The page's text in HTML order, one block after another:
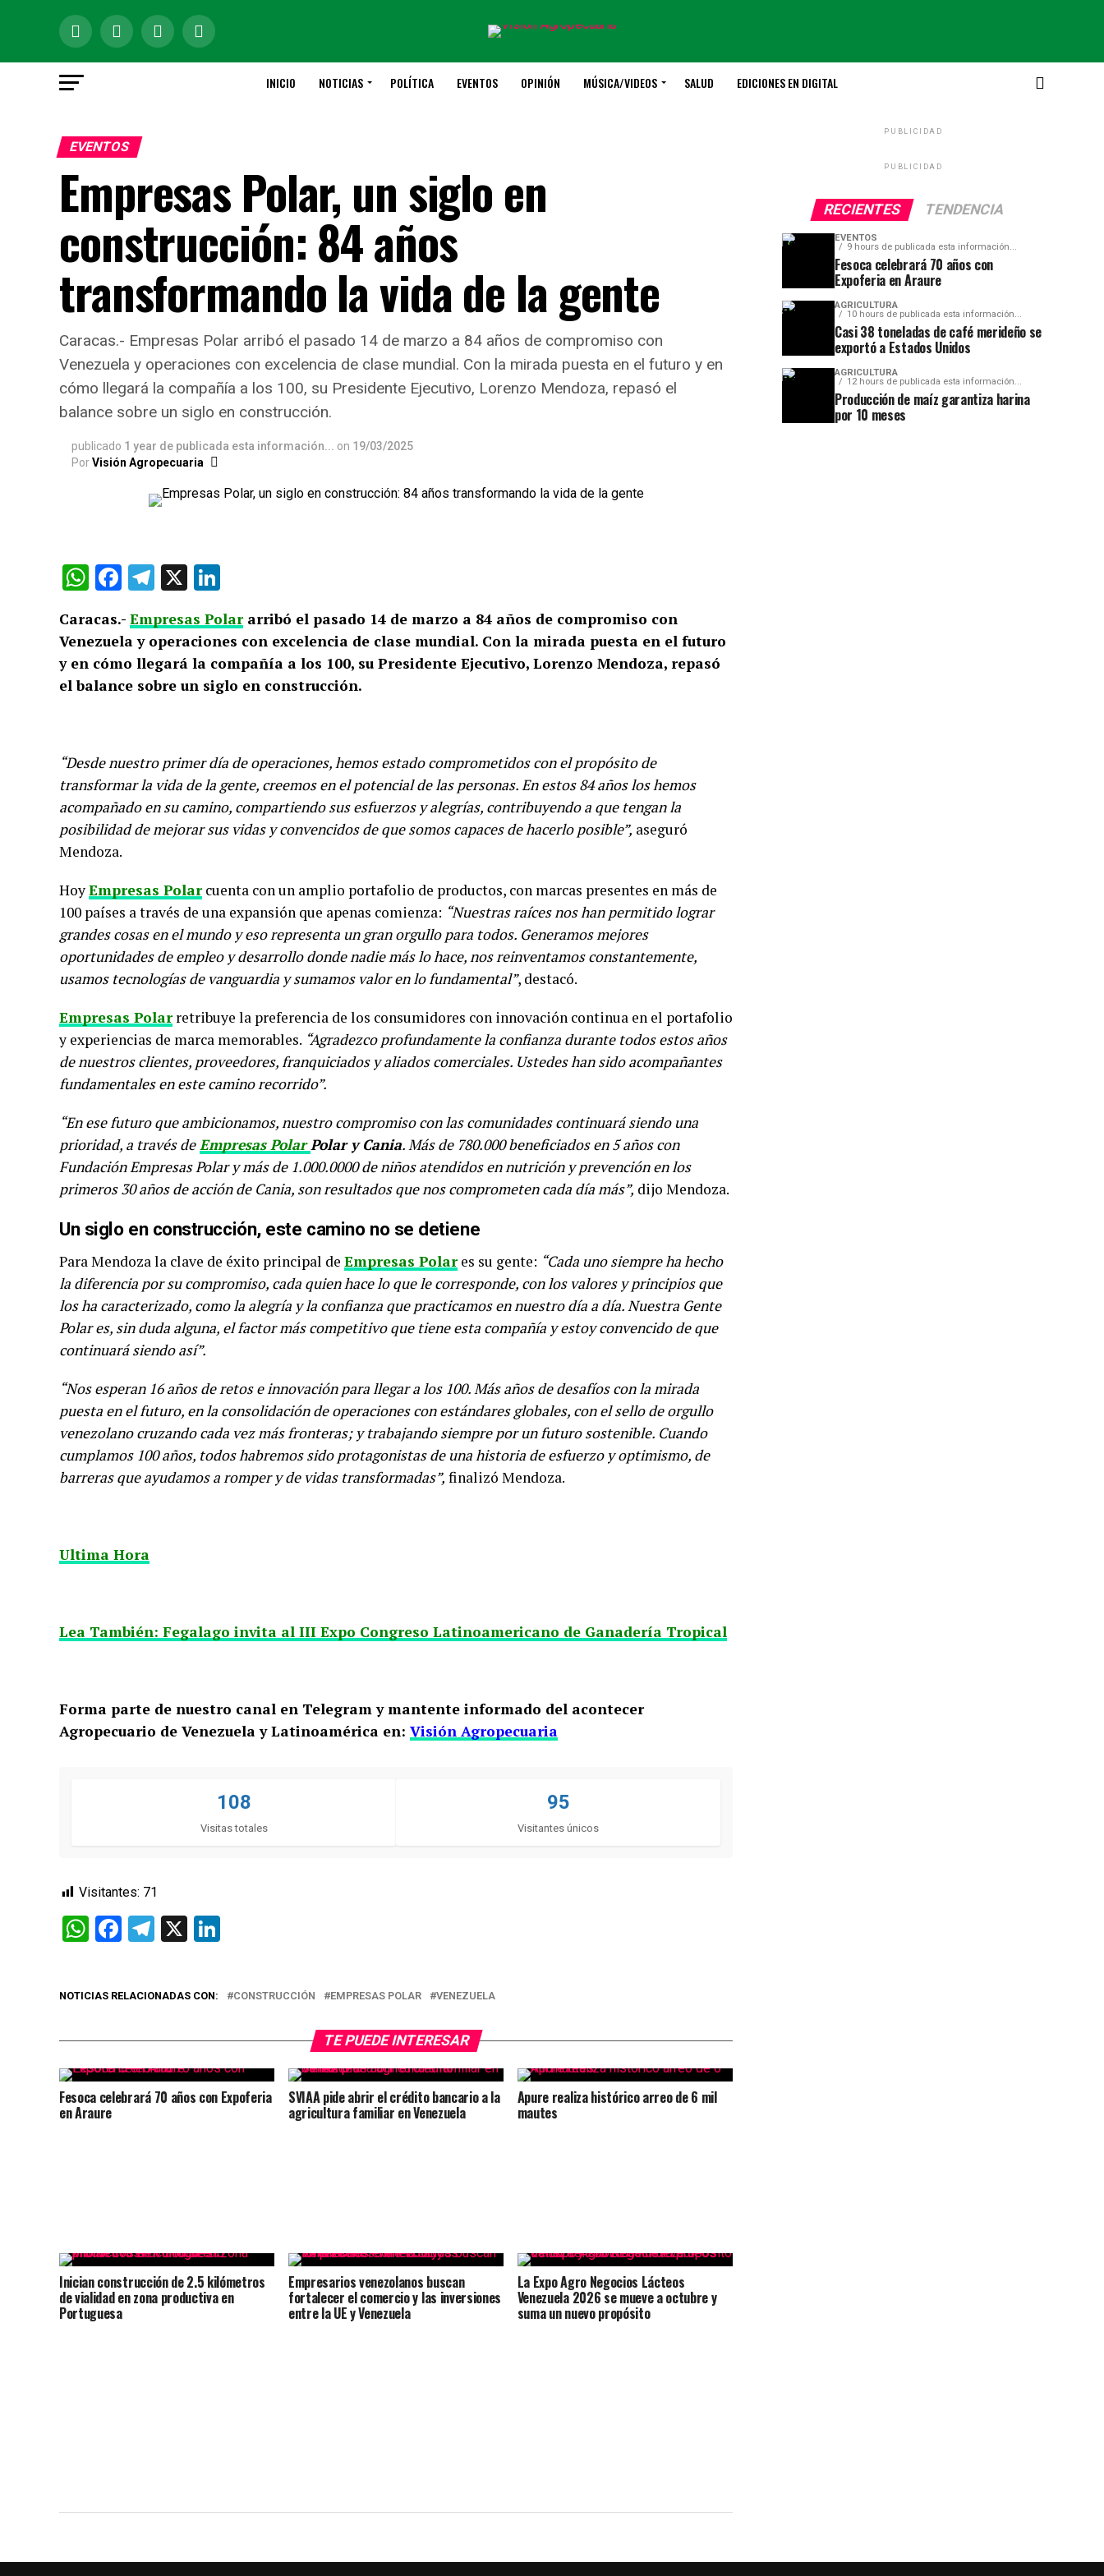
INICIO NOTICIAS POLÍTICA EVENTOS OPINIÓN MÚSICA/VIDEOS SALUD EDICIONES EN DIGITAL
EVENTOS
Empresas Polar, un siglo en
construcción: 84 años
transformando la vida de la gente
Caracas.- Empresas Polar arribó el pasado 14 de marzo a 84 años de compromiso con
Venezuela y operaciones con excelencia de clase mundial. Con la mirada puesta en el futuro y en
cómo llegará la compañía a los 100, su Presidente Ejecutivo, Lorenzo Mendoza, repasó el
balance sobre un siglo en construcción.
publicado 1 year de publicada esta información... on 19/03/2025
PorVisión Agropecuaria
WhatsApp
Facebook
Telegram
X
Caracas.- Empresas Polararribó el pasado 14 de marzo a 84 años de compromiso con
Venezuela y operaciones con excelencia de clase mundial. Con la mirada puesta en el futuro
y en cómo llegará la compañía a los 100, su Presidente Ejecutivo, Lorenzo Mendoza, repasó
el balance sobre un siglo en construcción.
“Desde nuestro primer día de operaciones, hemos estado comprometidos con el propósito de
transformar la vida de la gente, creemos en el potencial de las personas. En estos 84 años los hemos
acompañado en su camino, compartiendo sus esfuerzos y alegrías, contribuyendo a que tengan la
posibilidad de mejorar sus vidas y convencidos de que somos capaces de hacerlo posible”, aseguró
Mendoza.
HoyEmpresas Polarcuenta con un amplio portafolio de productos, con marcas presentes en más de
100 países a través de una expansión que apenas comienza: “Nuestras raíces nos han permitido lograr
grandes cosas en el mundo y eso representa un gran orgullo para todos. Generamos mejores
oportunidades de empleo y desarrollo donde nadie más lo hace, nos reinventamos constantemente,
usamos tecnologías de vanguardia y sumamos valor en lo fundamental”, destacó.
Empresas Polarretribuye la preferencia de los consumidores con innovación continua en el portafolio
y experiencias de marca memorables. “Agradezco profundamente la confianza durante todos estos años
de nuestros clientes, proveedores, franquiciados y aliados comerciales. Ustedes han sido acompañantes
fundamentales en este camino recorrido”.
“En ese futuro que ambicionamos, nuestro compromiso con las comunidades continuará siendo una
prioridad, a través de Empresas PolarPolar y Cania. Más de 780.000 beneficiados en 5 años con
Fundación Empresas Polar y más de 1.000.0000 de niños atendidos en nutrición y prevención en los
primeros 30 años de acción de Cania, son resultados que nos comprometen cada día más”, dijo Mendoza.
Un siglo en construcción, este camino no se detiene
Para Mendoza la clave de éxito principal de Empresas Polares su gente: “Cada uno siempre ha hecho
la diferencia por su compromiso, cada quien hace lo que le corresponde, con los valores y principios que
los ha caracterizado, como la alegría y la confianza que practicamos en nuestro día a día. Nuestra Gente
Polar es, sin duda alguna, el factor más competitivo que tiene esta compañía y estoy convencido de que
continuará siendo así”.
“Nos esperan 16 años de retos e innovación para llegar a los 100. Más años de desafíos con la mirada
puesta en el futuro, en la consolidación de operaciones con estándares globales, con el sello de orgullo
venezolano cruzando cada vez más fronteras; y trabajando siempre por un futuro sostenible. Cuando
cumplamos 100 años, todos habremos sido protagonistas de una historia de esfuerzo y optimismo, de
barreras que ayudamos a romper y de vidas transformadas”, finalizó Mendoza.
Ultima Hora
Lea También: Fegalago invita al III Expo Congreso Latinoamericano de Ganadería Tropical
Forma parte de nuestro canal en Telegram y mantente informado del acontecer
Agropecuario de Venezuela y Latinoamérica en: Visión Agropecuaria
108
Visitas totales
95
Visitantes únicos
Visitantes: 71
WhatsApp
Facebook
Telegram
X
NOTICIAS RELACIONADAS CON: CONSTRUCCIÓN EMPRESAS POLAR VENEZUELA
TE PUEDE INTERESAR
Fesoca celebrará 70 años con Expoferia
en Araure
SVIAA pide abrir el crédito bancario a la
agricultura familiar en Venezuela
Apure realiza histórico arreo de 6 mil
mautes
Inician construcción de 2.5 kilómetros
de vialidad en zona productiva en
Portuguesa
Empresarios venezolanos buscan
fortalecer el comercio y las inversiones
entre la UE y Venezuela
La Expo Agro Negocios Lácteos
Venezuela 2026 se mueve a octubre y
suma un nuevo propósito
PUBLICIDAD
PUBLICIDAD
RECIENTES TENDENCIA
EVENTOS
9 hours de publicada esta información...
Fesoca celebrará 70 años con
Expoferia en Araure
AGRICULTURA
10 hours de publicada esta información...
Casi 38 toneladas de café merideño se
exportó a Estados Unidos
AGRICULTURA
12 hours de publicada esta información...
Producción de maíz garantiza harina
por 10 meses